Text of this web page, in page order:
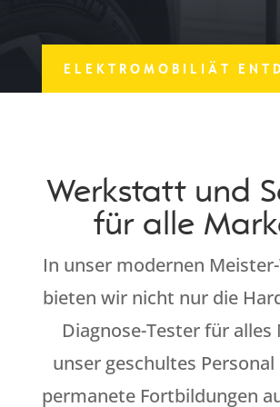
ELEKTROMOBILIÄT
Werkstatt und
für alle
In unser modernen
bieten wir nicht nur die
Diagnose-Tester für alles
unser geschultes
permanete Fortbildungen